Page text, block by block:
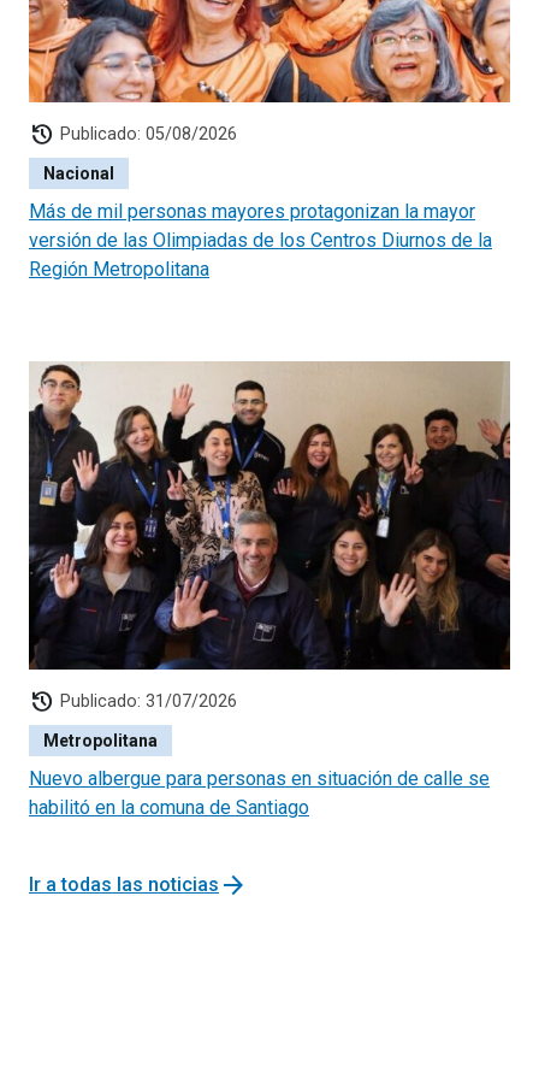
history Publicado: 05/08/2026
Nacional
Más de mil personas mayores protagonizan la mayor
versión de las Olimpiadas de los Centros Diurnos de la
Región Metropolitana
history Publicado: 31/07/2026
Metropolitana
Nuevo albergue para personas en situación de calle se
habilitó en la comuna de Santiago
Ir a todas las noticias arrow_forward